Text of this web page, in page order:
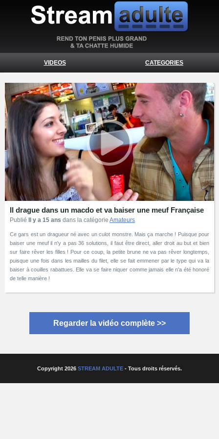
VIDEOS CATEGORIES
Il drague dans un macdo et va baiser une meuf Française
Publié Il y a 15 ans dans la catégorie Amateurs
Ce gars est un dragueur né avec un culot monstre. Mais ça marche ! Puisque pour
baiser une meuf il n'y a pas 36 solutions, il faut être direct, aller droit au but et bien
sur faire rêver les filles ! Pour ce coup, la petite brune ne va pas rêver longtemps,
puisque une fois dans les mailles du filet, elle se fait emmener par le type qui va la
baiser à couilles rabattues. Elle va se faire niquer comme jamais elle n'a été honoré
de telle manière !
Regarder la vidéo complète >>
Copyright 2026 STREAM ADULTE - Tous droits réservés.